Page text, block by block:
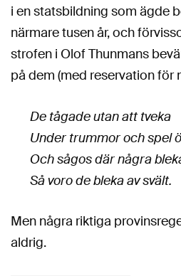
i en statsbildning som ägde
närmare tusen år, och
strofen i Olof Thunmans
på dem (med reservation för
De tågade utan att tveka
Under trummor och spel
Och sågos där några
Så voro de bleka av svält.
Men några riktiga
aldrig.